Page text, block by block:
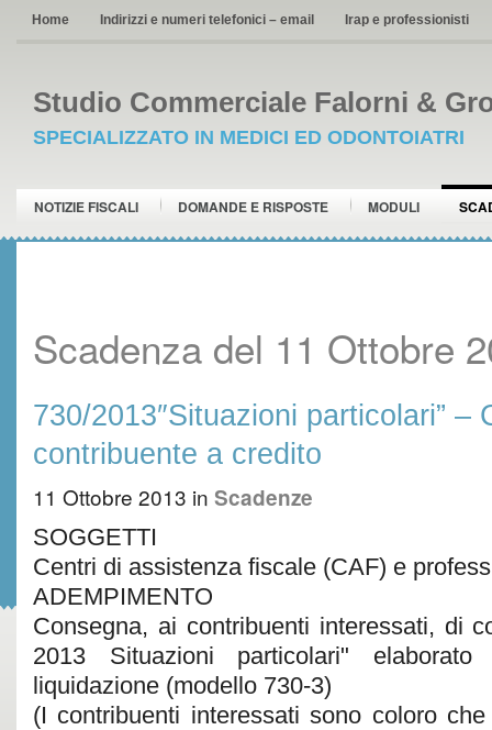
Home Indirizzi e numeri telefonici – email Irap e professionisti
Studio Commerciale Falorni &
SPECIALIZZATO IN MEDICI ED ODONTOIATRI
NOTIZIE FISCALI DOMANDE E RISPOSTE MODULI
Scadenza del 11 Ottobre
730/2013″Situazioni particolari” –
contribuente a credito
11 Ottobre 2013 in Scadenze
SOGGETTI
Centri di assistenza fiscale (CAF) e
ADEMPIMENTO
Consegna, ai contribuenti interessati, di
2013 Situazioni particolari"
liquidazione (modello 730-3)
(I contribuenti interessati sono coloro